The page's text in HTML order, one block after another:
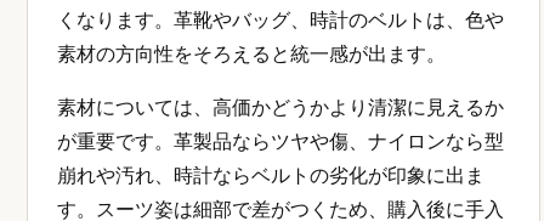
くなります。革靴やバッグ、時計のベルトは、色や
素材の方向性をそろえると統一感が出ます。
素材については、高価かどうかより清潔に見えるか
が重要です。革製品ならツヤや傷、ナイロンなら型
崩れや汚れ、時計ならベルトの劣化が印象に出ま
す。スーツ姿は細部で差がつくため、購入後に手入